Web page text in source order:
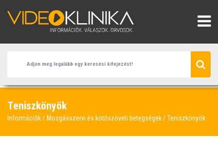
Teniszkönyök
Információk Mozgásszervi és kötőszöveti betegségek Teniszkönyök